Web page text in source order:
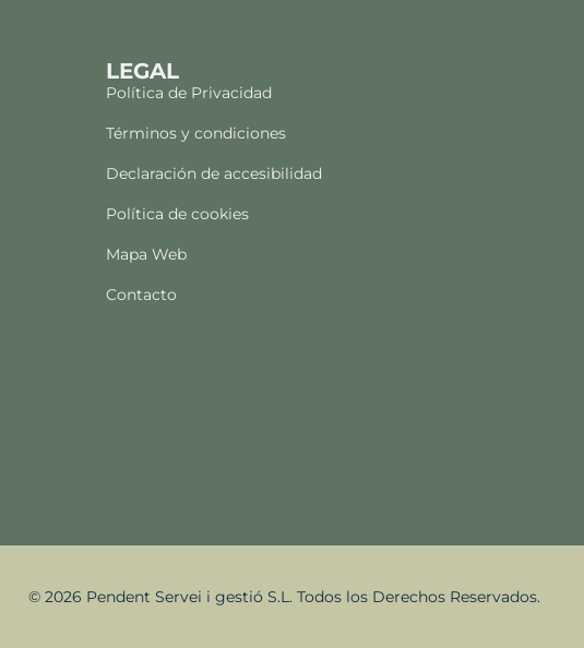
LEGAL
Política de Privacidad
Términos y condiciones
Declaración de accesibilidad
Política de cookies
Mapa Web
Contacto
© 2026 Pendent Servei i gestió S.L. Todos los Derechos Reservados.